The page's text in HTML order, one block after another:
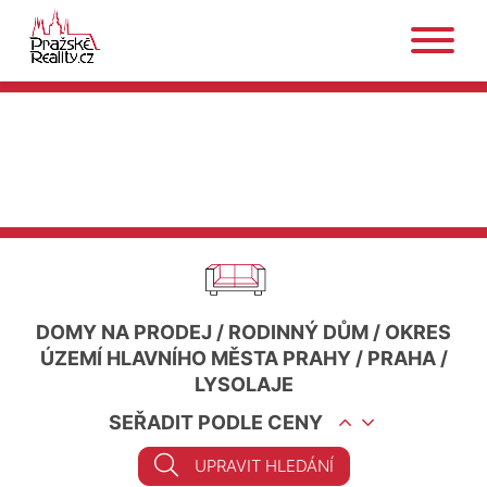
DOMY NA PRODEJ / RODINNÝ DŮM / OKRES
ÚZEMÍ HLAVNÍHO MĚSTA PRAHY/ PRAHA/
LYSOLAJE
SEŘADIT PODLE CENY
UPRAVIT HLEDÁNÍ